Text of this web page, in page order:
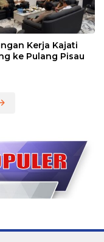
Kerja Kajati
ke Pulang Pisau